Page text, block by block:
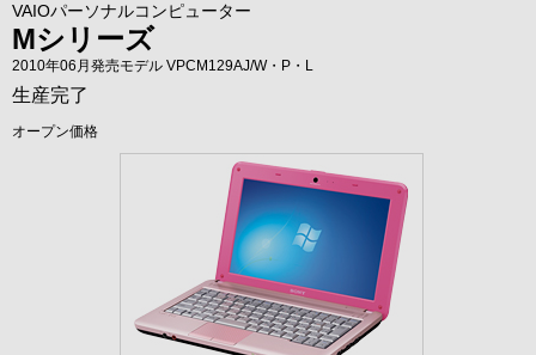
VAIOパーソナルコンピューター
Mシリーズ
2010年06月発売モデル VPCM129AJ/W・P・L
生産完了
オープン価格